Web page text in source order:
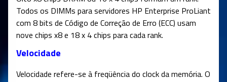
Todos os DIMMs para servidores HP Enterprise ProLiant
com 8 bits de Código de Correção de Erro (ECC) usam
nove chips x8 e 18 x 4 chips para cada rank.
Velocidade
Velocidade refere-se à freqüência do clock da memória. O